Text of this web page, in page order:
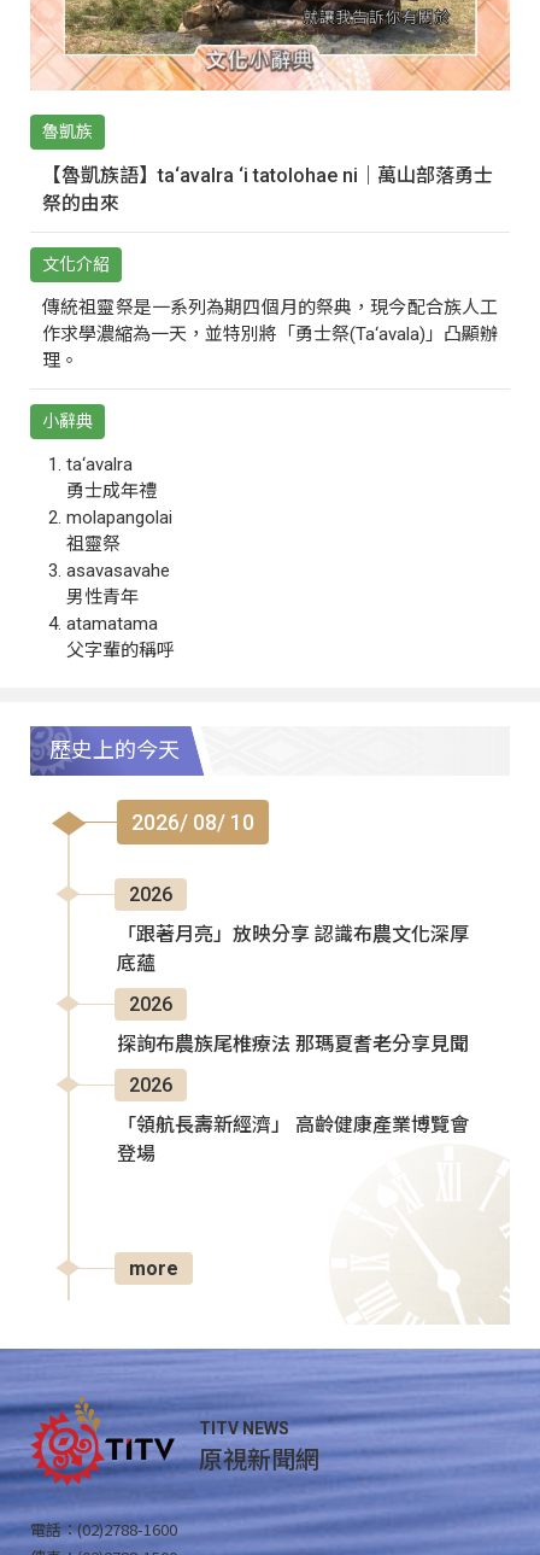
魯凱族
【魯凱族語】ta‘avalra ‘i tatolohae ni｜萬山部落勇士
祭的由來
文化介紹
傳統祖靈祭是一系列為期四個月的祭典，現今配合族人工
作求學濃縮為一天，並特別將「勇士祭(Ta‘avala)」凸顯辦
理。
小辭典
ta‘avalra
勇士成年禮
molapangolai
祖靈祭
asavasavahe
男性青年
atamatama
父字輩的稱呼
歷史上的今天
2026/ 08/ 10
2026
「跟著月亮」放映分享 認識布農文化深厚
底蘊
2026
探詢布農族尾椎療法 那瑪夏耆老分享見聞
2026
「領航長壽新經濟」 高齡健康產業博覽會
登場
more
TITV NEWS
原視新聞網
電話：(02)2788-1600